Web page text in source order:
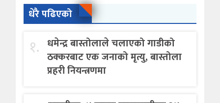
धेरै पढिएको
१. धमेन्द्र बास्तोलाले चलाएको गाडीको
ठक्करबाट एक जनाको मृत्यु, बास्तोला
प्रहरी नियन्त्रणमा